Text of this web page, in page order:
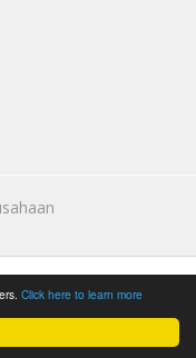
Click here to learn more